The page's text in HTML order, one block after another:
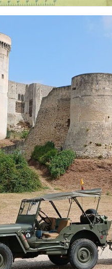
De nombreuses rubriques sont